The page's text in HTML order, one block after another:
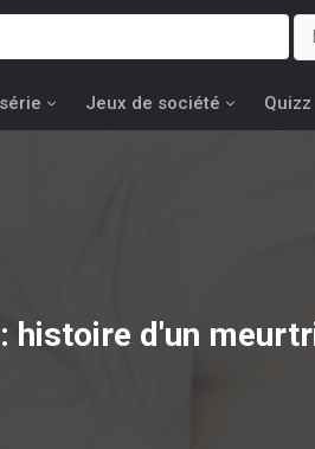
Jeux de société Quizz
histoire d'un